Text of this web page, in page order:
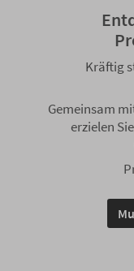
Kräftig
Gemeinsam
erzielen